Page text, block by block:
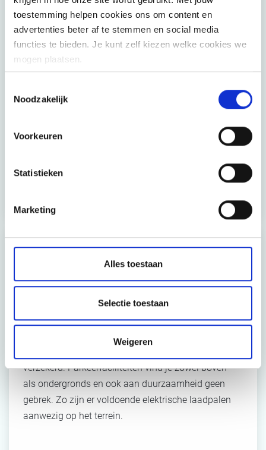
toestemming helpen cookies ons om content en
advertenties beter af te stemmen en social media
functies te bieden. Je kunt zelf kiezen welke cookies we
mogen plaatsen.
Noodzakelijk
Voorkeuren
Statistieken
Marketing
Alles toestaan
Selectie toestaan
Weigeren
09u30:
Horizontale loopbaanpaden bij
Politiezone Antwerpen- Corinne Scoyer, HR
Directeur, Politiezone Antwerpen
medewerkers
-Tania De Smet, HR Directeur,
11u00: Korte pauze
Möbius
Locatie
Bluepoint Antwerpen, Filip Williotstraat 9, 2600
Bluepoint Antwerpen bevindt zich op slechts 10
minuten van Berchem station. Een goede
verzekerd. Parkeerfaciliteiten vind je zowel boven-
als ondergronds en ook aan duurzaamheid geen
gebrek. Zo zijn er voldoende elektrische laadpalen
aanwezig op het terrein.